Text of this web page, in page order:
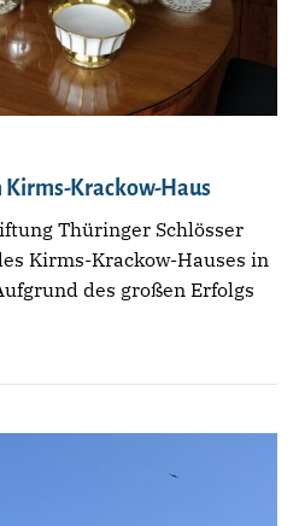
Kirms-Krackow-Haus
Thüringer Schlösser
Kirms-Krackow-Hauses in
des großen Erfolgs